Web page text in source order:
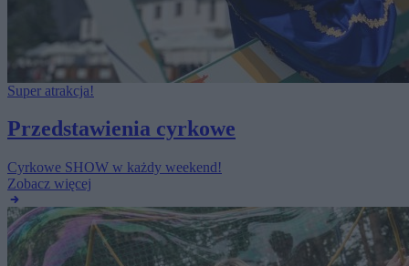
Super atrakcja!
Przedstawienia cyrkowe
Cyrkowe SHOW w każdy weekend!
Zobacz więcej